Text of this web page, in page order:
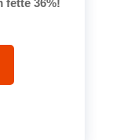
fette 36%!